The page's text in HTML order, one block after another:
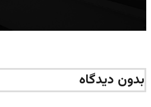
بدون دیدگاه